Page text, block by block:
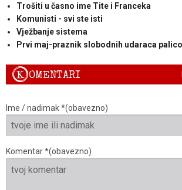
Trošiti u časno ime Tite i Franceka
Komunisti - svi ste isti
Vježbanje sistema
Prvi maj-praznik slobodnih udaraca
KOMENTARI
Ime / nadimak *(obavezno)
Komentar *(obavezno)